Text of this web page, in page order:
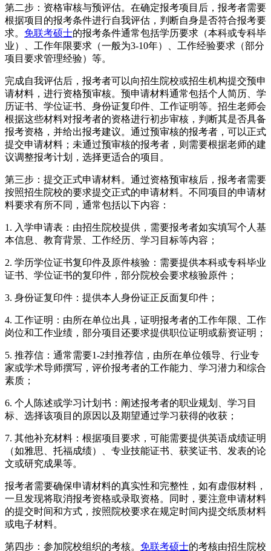
第二步：资格审核与预评估。在确定报考项目后，报考者需要
根据项目的报考条件进行自我评估，判断自身是否符合报考要
求。 免联考硕士的报考条件通常包括学历要求（本科或专科毕
业）、工作年限要求（一般为3-10年）、工作经验要求（部分
项目要求管理经验）等。
完成自我评估后，报考者可以向招生院校或招生机构提交预申
请材料，进行资格预审核。预申请材料通常包括个人简历、学
历证书、学位证书、身份证复印件、工作证明等。招生老师会
根据这些材料对报考者的资格进行初步审核，判断其是否具备
报考资格，并给出报考建议。通过预审核的报考者，可以正式
提交申请材料；未通过预审核的报考者，则需要根据老师的建
议调整报考计划，选择更适合的项目。
第三步：提交正式申请材料。通过资格预审核后，报考者需要
按照招生院校的要求提交正式的申请材料。不同项目的申请材
料要求有所不同，通常包括以下内容：
1. 入学申请表：由招生院校提供，需要报考者如实填写个人基
本信息、教育背景、工作经历、学习目标等内容；
2. 学历学位证书复印件及原件核验：需要提供本科或专科毕业
证书、学位证书的复印件，部分院校会要求核验原件；
3. 身份证复印件：提供本人身份证正反面复印件；
4. 工作证明：由所在单位出具，证明报考者的工作年限、工作
岗位和工作业绩，部分项目还要求提供职位证明或薪资证明；
5. 推荐信：通常需要1-2封推荐信，由所在单位领导、行业专
家或学术导师撰写，评价报考者的工作能力、学习潜力和综合
素质；
6. 个人陈述或学习计划书：阐述报考者的职业规划、学习目
标、选择该项目的原因以及期望通过学习获得的收获；
7. 其他补充材料：根据项目要求，可能需要提供英语成绩证明
（如雅思、托福成绩）、专业技能证书、获奖证书、发表的论
文或研究成果等。
报考者需要确保申请材料的真实性和完整性，如有虚假材料，
一旦发现将取消报考资格或录取资格。同时，要注意申请材料
的提交时间和方式，按照院校要求在规定时间内提交纸质材料
或电子材料。
第四步：参加院校组织的考核。 免联考硕士的考核由招生院校